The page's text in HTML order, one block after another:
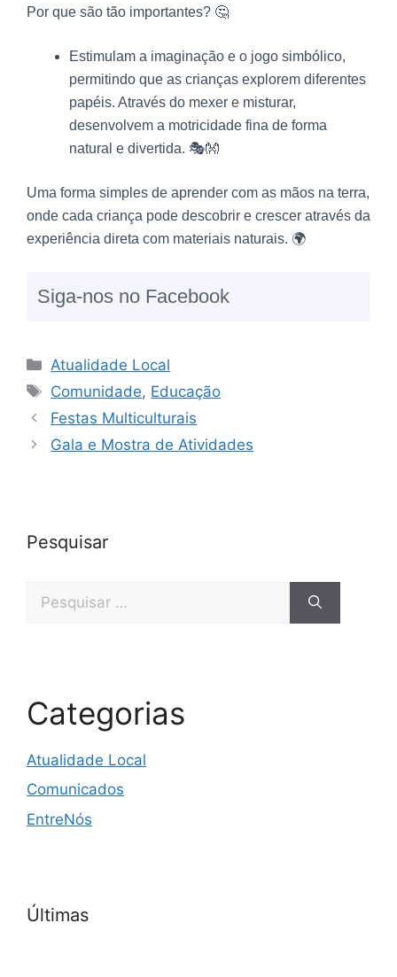
Por que são tão importantes? 🤔
Estimulam a imaginação e o jogo simbólico,
permitindo que as crianças explorem diferentes
papéis. Através do mexer e misturar,
desenvolvem a motricidade fina de forma
natural e divertida. 🎭👐
Uma forma simples de aprender com as mãos na terra,
onde cada criança pode descobrir e crescer através da
experiência direta com materiais naturais. 🌍
Siga-nos no Facebook
Atualidade Local
Comunidade, Educação
Festas Multiculturais
Gala e Mostra de Atividades
Pesquisar
Categorias
Atualidade Local
Comunicados
EntreNós
Últimas